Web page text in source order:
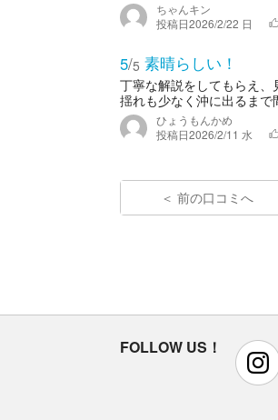
ちゃんキン
投稿日2026/2/22 日
5/5 素晴らしい！
丁寧な解説をしてもらえ
揺れも少なく沖に出るま
ひょうもんかめ
投稿日2026/2/11 水
前の口コミへ
FOLLOW US！